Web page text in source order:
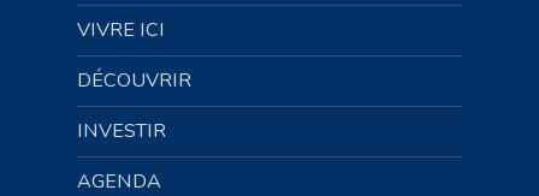
VIVRE ICI
DÉCOUVRIR
INVESTIR
AGENDA